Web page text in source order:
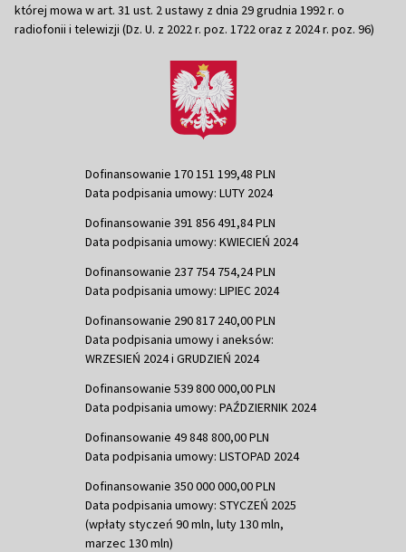
której mowa w art. 31 ust. 2 ustawy z dnia 29 grudnia 1992 r. o
radiofonii i telewizji (Dz. U. z 2022 r. poz. 1722 oraz z 2024 r. poz. 96)
Dofinansowanie 170 151 199,48 PLN
Data podpisania umowy: LUTY 2024
Dofinansowanie 391 856 491,84 PLN
Data podpisania umowy: KWIECIEŃ 2024
Dofinansowanie 237 754 754,24 PLN
Data podpisania umowy: LIPIEC 2024
Dofinansowanie 290 817 240,00 PLN
Data podpisania umowy i aneksów:
WRZESIEŃ 2024 i GRUDZIEŃ 2024
Dofinansowanie 539 800 000,00 PLN
Data podpisania umowy: PAŹDZIERNIK 2024
Dofinansowanie 49 848 800,00 PLN
Data podpisania umowy: LISTOPAD 2024
Dofinansowanie 350 000 000,00 PLN
Data podpisania umowy: STYCZEŃ 2025
(wpłaty styczeń 90 mln, luty 130 mln,
marzec 130 mln)